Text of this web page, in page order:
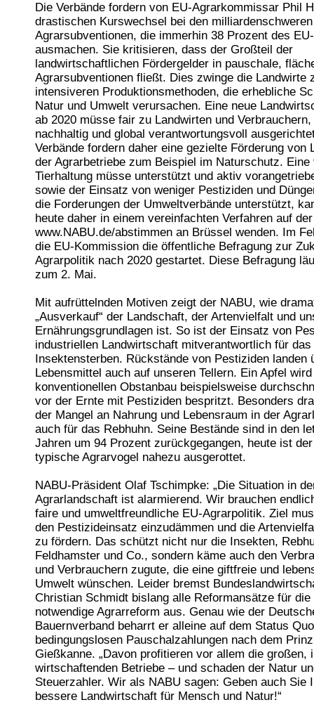
Die Verbände fordern von EU-Agrarkommissar Phil
drastischen Kurswechsel bei den milliardenschweren
Agrarsubventionen, die immerhin 38 Prozent des
ausmachen. Sie kritisieren, dass der Großteil der
landwirtschaftlichen Fördergelder in pauschale,
Agrarsubventionen fließt. Dies zwinge die Landwirte
intensiveren Produktionsmethoden, die erhebliche
Natur und Umwelt verursachen. Eine neue
ab 2020 müsse fair zu Landwirten und
nachhaltig und global verantwortungsvoll
Verbände fordern daher eine gezielte Förderung von
der Agrarbetriebe zum Beispiel im Naturschutz.
Tierhaltung müsse unterstützt und aktiv
sowie der Einsatz von weniger Pestiziden und
die Forderungen der Umweltverbände unterstützt,
heute daher in einem vereinfachten Verfahren auf
www.NABU.de/abstimmen an Brüssel wenden. Im
die EU-Kommission die öffentliche Befragung zur
Agrarpolitik nach 2020 gestartet. Diese Befragung
zum 2. Mai.
Mit aufrüttelnden Motiven zeigt der NABU, wie
„Ausverkauf“ der Landschaft, der Artenvielfalt und
Ernährungsgrundlagen ist. So ist der Einsatz von
industriellen Landwirtschaft mitverantwortlich für
Insektensterben. Rückstände von Pestiziden landen
Lebensmittel auch auf unseren Tellern. Ein Apfel
konventionellen Obstanbau beispielsweise
vor der Ernte mit Pestiziden bespritzt. Besonders
der Mangel an Nahrung und Lebensraum in der
auch für das Rebhuhn. Seine Bestände sind in den
Jahren um 94 Prozent zurückgegangen, heute ist
typische Agrarvogel nahezu ausgerottet.
NABU-Präsident Olaf Tschimpke: „Die Situation in
Agrarlandschaft ist alarmierend. Wir brauchen
faire und umweltfreundliche EU-Agrarpolitik. Ziel
den Pestizideinsatz einzudämmen und die
zu fördern. Das schützt nicht nur die Insekten,
Feldhamster und Co., sondern käme auch den
und Verbrauchern zugute, die eine giftfreie und
Umwelt wünschen. Leider bremst
Christian Schmidt bislang alle Reformansätze für die
notwendige Agrarreform aus. Genau wie der
Bauernverband beharrt er alleine auf dem Status
bedingungslosen Pauschalzahlungen nach dem
Gießkanne. „Davon profitieren vor allem die großen,
wirtschaftenden Betriebe – und schaden der Natur
Steuerzahler. Wir als NABU sagen: Geben auch Sie
bessere Landwirtschaft für Mensch und Natur!“